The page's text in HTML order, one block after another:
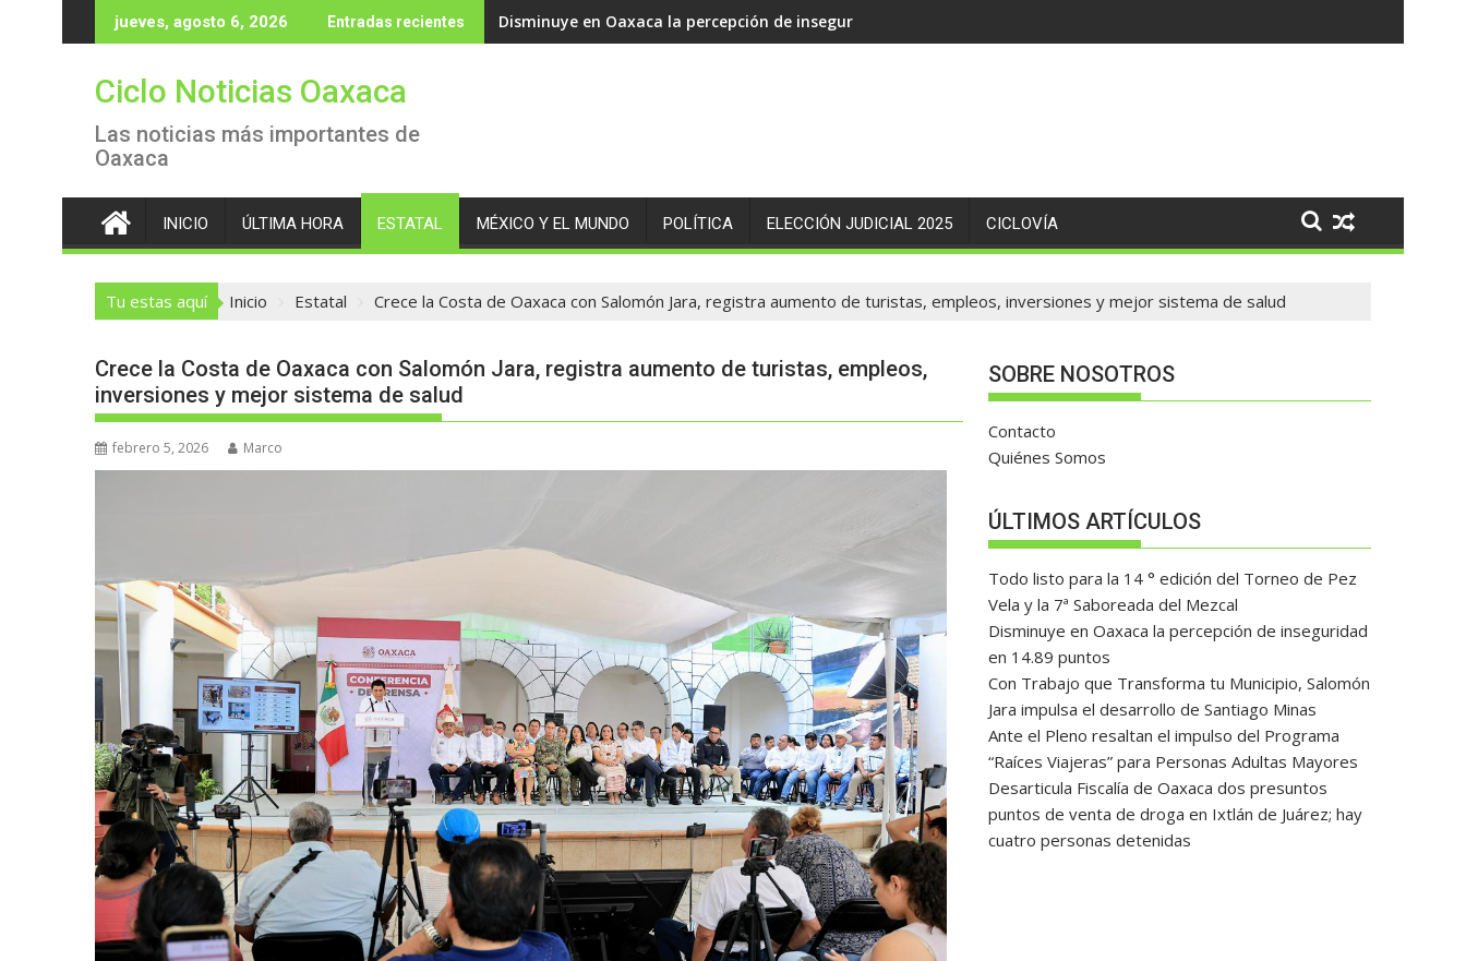
al
jueves, agosto 6, 2026 Entradas recientes Disminuye en Oaxaca la percepción de inseguridad en 14.89 puntos
Ciclo Noticias Oaxaca
Las noticias más importantes de
Oaxaca
INICIO ÚLTIMA HORA ESTATAL MÉXICO Y EL MUNDO POLÍTICA ELECCIÓN JUDICIAL 2025 CICLOVÍA
Tu estas aquí Inicio Estatal Crece la Costa de Oaxaca con Salomón Jara, registra aumento de turistas, empleos, inversiones y mejor sistema de salud
Crece la Costa de Oaxaca con Salomón Jara, registra aumento de turistas, empleos,
inversiones y mejor sistema de salud
febrero 5, 2026 Marco
SOBRE NOSOTROS
Contacto
Quiénes Somos
ÚLTIMOS ARTÍCULOS
Todo listo para la 14 ° edición del Torneo de Pez
Vela y la 7ª Saboreada del Mezcal
Disminuye en Oaxaca la percepción de inseguridad
en 14.89 puntos
Con Trabajo que Transforma tu Municipio, Salomón
Jara impulsa el desarrollo de Santiago Minas
Ante el Pleno resaltan el impulso del Programa
“Raíces Viajeras” para Personas Adultas Mayores
Desarticula Fiscalía de Oaxaca dos presuntos
puntos de venta de droga en Ixtlán de Juárez; hay
cuatro personas detenidas